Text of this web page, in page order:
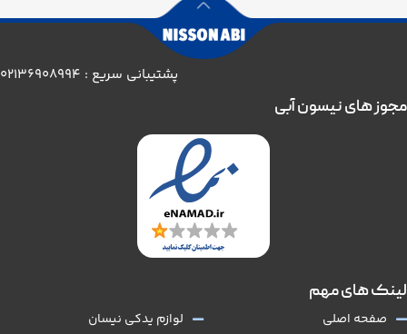
پشتیبانی سریع : 02136908994
لینک های مهم
صفحه اصلی لوازم یدکی نیسان
مجوز های نیسون آبی